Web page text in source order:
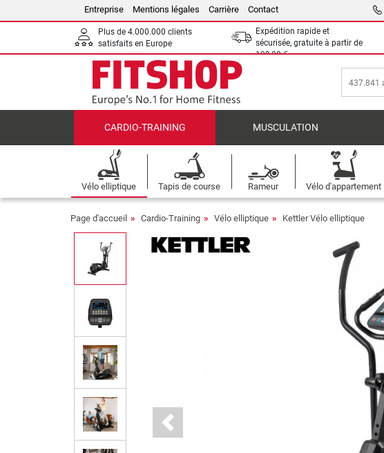
Entreprise Mentions légales Carrière Contact
Plus de 4.000.000 clients
satisfaits en Europe
Expédition rapide et
sécurisée, gratuite à partir de
199,00 €
CARDIO-TRAINING MUSCULATION
Vélo elliptique Tapis de course Rameur Vélo d'appartement
Page d'accueil Cardio-Training Vélo elliptique Kettler Vélo elliptique
Previous